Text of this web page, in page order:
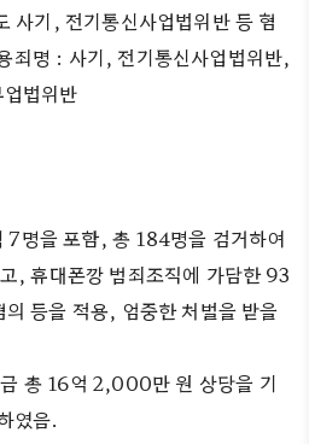
사기, 전기통신사업법위반 등 혐
명 : 사기, 전기통신사업법위반,
법위반
명을 포함, 총 184명을 검거하여
, 휴대폰깡 범죄조직에 가담한 93
등을 적용, 엄중한 처벌을 받을
총 16억 2,000만 원 상당을 기
였음.